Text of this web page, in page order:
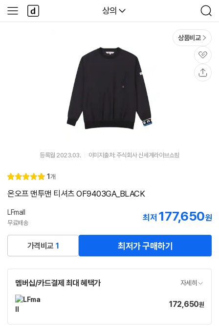
다나와
상의
검
색
사
이
다
나
와
상품비교
관
심
등록월 2023.03. 이미지출처: 주식회사 신세계라이브쇼핑
별
5.
리
1 개
온오프 맨투맨 티셔츠 OF9403GA_BLACK
LFmall
무료배송
최저 177,650원
가격비교 1 최저가 구매하기
멤버십/카드결제 최대 혜택가 자세히
가
172,650원